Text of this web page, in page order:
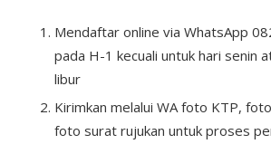
Mendaftar online via WhatsApp
pada H-1 kecuali untuk hari senin
libur
Kirimkan melalui WA foto KTP,
foto surat rujukan untuk proses